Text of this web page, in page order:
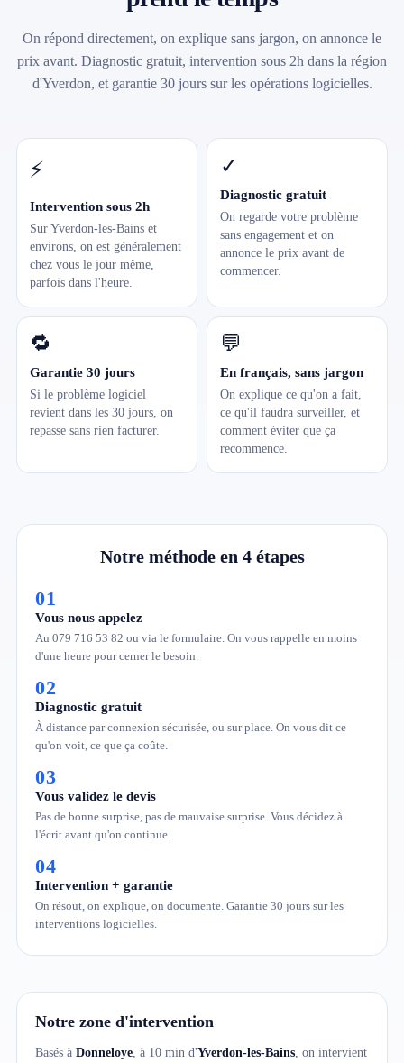
On répond directement, on explique sans jargon, on annonce le
prix avant. Diagnostic gratuit, intervention sous 2h dans la région
d'Yverdon, et garantie 30 jours sur les opérations logicielles.
⚡
Intervention sous 2h
Sur Yverdon-les-Bains et
environs, on est généralement
chez vous le jour même,
parfois dans l'heure.
✓
Diagnostic gratuit
On regarde votre problème
sans engagement et on
annonce le prix avant de
commencer.
🔁
Garantie 30 jours
Si le problème logiciel
revient dans les 30 jours, on
repasse sans rien facturer.
💬
En français, sans jargon
On explique ce qu'on a fait,
ce qu'il faudra surveiller, et
comment éviter que ça
recommence.
Notre méthode en 4 étapes
01
Vous nous appelez
Au 079 716 53 82 ou via le formulaire. On vous rappelle en moins
d'une heure pour cerner le besoin.
02
Diagnostic gratuit
À distance par connexion sécurisée, ou sur place. On vous dit ce
qu'on voit, ce que ça coûte.
03
Vous validez le devis
Pas de bonne surprise, pas de mauvaise surprise. Vous décidez à
l'écrit avant qu'on continue.
04
Intervention + garantie
On résout, on explique, on documente. Garantie 30 jours sur les
interventions logicielles.
Notre zone d'intervention
Basés à Donneloye , à 10 min d'Yverdon-les-Bains , on intervient